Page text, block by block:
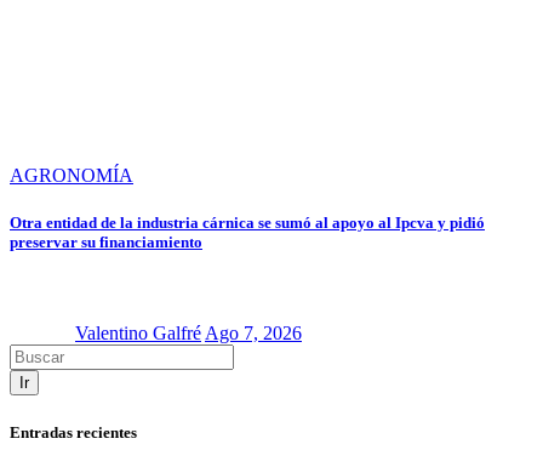
AGRONOMÍA
Otra entidad de la industria cárnica se sumó al apoyo al Ipcva y pidió
preservar su financiamiento
Valentino GalfréAgo 7, 2026
Ir
Entradas recientes